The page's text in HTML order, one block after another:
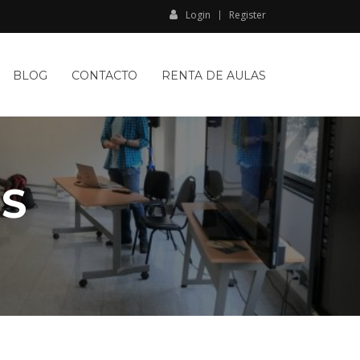
Login Register
BLOG CONTACTO RENTA DE AULAS